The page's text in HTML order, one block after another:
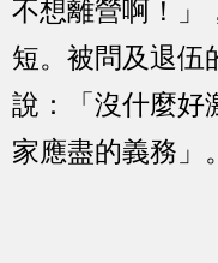
不想離營啊！」
短。被問及退伍
說：「沒什麼好
家應盡的義務」。